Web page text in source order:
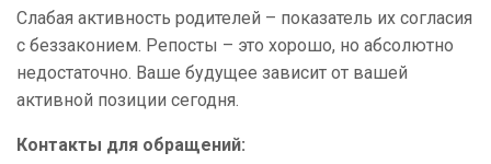
Слабая активность родителей – показатель их согласия
с беззаконием. Репосты – это хорошо, но абсолютно
недостаточно. Ваше будущее зависит от вашей
активной позиции сегодня.
Контакты для обращений: